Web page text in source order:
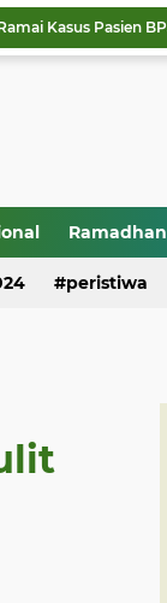
Ramadhan
peristiwa